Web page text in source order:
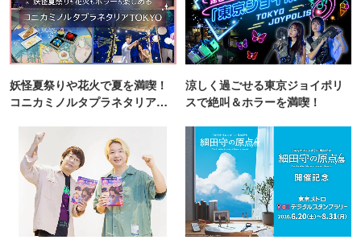
妖怪夏祭りや花火で夏を満喫！
コニカミノルタプラネタリア
涼しく過ごせる東京ジョイポリ
スで絶叫＆ホラーを満喫！